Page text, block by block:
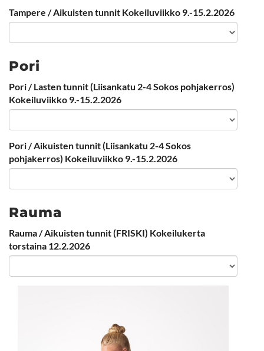
Tampere / Aikuisten tunnit Kokeiluviikko 9.-15.2.2026
Pori
Pori / Lasten tunnit (Liisankatu 2-4 Sokos pohjakerros)
Kokeiluviikko 9.-15.2.2026
Pori / Aikuisten tunnit (Liisankatu 2-4 Sokos
pohjakerros) Kokeiluviikko 9.-15.2.2026
Rauma
Rauma / Aikuisten tunnit (FRISKI) Kokeilukerta
torstaina 12.2.2026